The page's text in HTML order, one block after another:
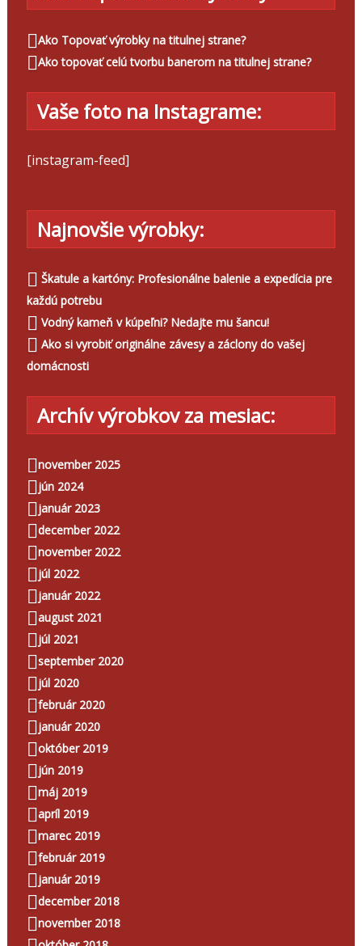
Ako Topovať výrobky na titulnej strane?
Ako topovať celú tvorbu banerom na titulnej strane?
Vaše foto na Instagrame:
[instagram-feed]
Najnovšie výrobky:
Škatule a kartóny: Profesionálne balenie a expedícia pre
každú potrebu
Vodný kameň v kúpeľni? Nedajte mu šancu!
Ako si vyrobiť originálne závesy a záclony do vašej
domácnosti
Archív výrobkov za mesiac:
november 2025
jún 2024
január 2023
december 2022
november 2022
júl 2022
január 2022
august 2021
júl 2021
september 2020
júl 2020
február 2020
január 2020
október 2019
jún 2019
máj 2019
apríl 2019
marec 2019
február 2019
január 2019
december 2018
november 2018